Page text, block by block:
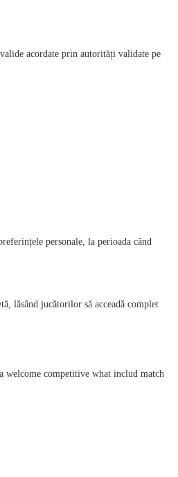
acordate prin autorități validate pe
personale, la perioada când
lăsând jucătorilor să acceadă complet
welcome competitive what includ match